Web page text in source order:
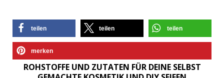
teilen teilen teilen
merken
ROHSTOFFE UND ZUTATEN FÜR DEINE SELBST